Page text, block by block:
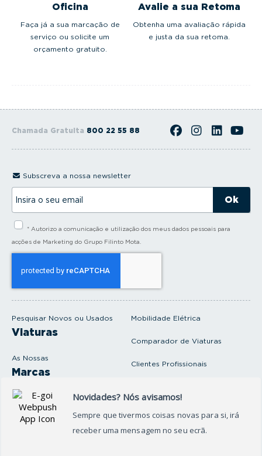
Oficina
Faça já a sua marcação de
serviço ou solicite um
orçamento gratuito.
Avalie a sua Retoma
Obtenha uma avaliação rápida
e justa da sua retoma.
Chamada Gratuita 800 22 55 88
Pesquisar Novos ou Usados
Viaturas
As Nossas
Marcas
Produtos e serviços
Oficina
Mobilidade Elétrica
Comparador de Viaturas
Clientes Profissionais
Seguros Protector
Subscreva a nossa newsletter
s
l
* Autorizo a comunicação e utilização dos meus dados pessoais para
acções de Marketing do Grupo Filinto Mota.